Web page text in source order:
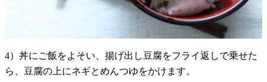
4）丼にご飯をよそい、揚げ出し豆腐をフライ返しで乗せた
ら、豆腐の上にネギとめんつゆをかけます。